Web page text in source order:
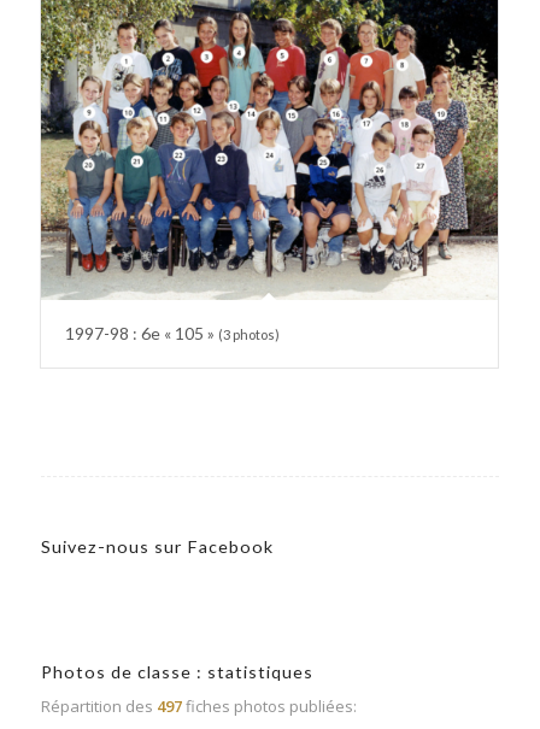
1997-98 : 6e « 105 » (3 photos)
Suivez-nous sur Facebook
Photos de classe : statistiques
Répartition des 497fiches photos publiées: